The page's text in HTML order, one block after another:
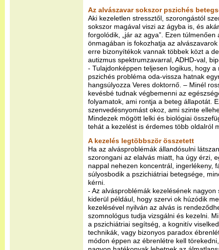
Az alvászavar sokszor pszichés
Aki kezeletlen stressztől, szorongástól
sokszor magával viszi az ágyba is, és
forgolódik, „jár az agya”. Ezen
önmagában is fokozhatja az
erre bizonyítékok vannak többek közt a
autizmus spektrumzavarral, ADHD-val,
- Tulajdonképpen teljesen logikus, hogy
pszichés probléma oda-vissza hatnak
hangsúlyozza Veres doktornő. – Minél
kevésbé tudnak végbemenni az
folyamatok, ami rontja a beteg állapotát.
szenvedésnyomást okoz, ami szinte
Mindezek mögött lelki és biológiai
tehát a kezelést is érdemes több oldalról
A kezelés legtöbbször összetett
Ha az alvásproblémák állandósulni
szorongani az elalvás miatt, ha úgy érzi,
nappal nehezen koncentrál, ingerlékeny,
súlyosbodik a pszichiátriai betegsége,
kérni.
- Az alvásproblémák kezelésének
kiderül például, hogy szervi ok húzódik
kezelésével nyilván az alvás is
szomnológus tudja vizsgálni és kezelni.
a pszichiátriai segítség, a kognitív
technikák, vagy bizonyos paradox
módon éppen az ébrenlétre kell